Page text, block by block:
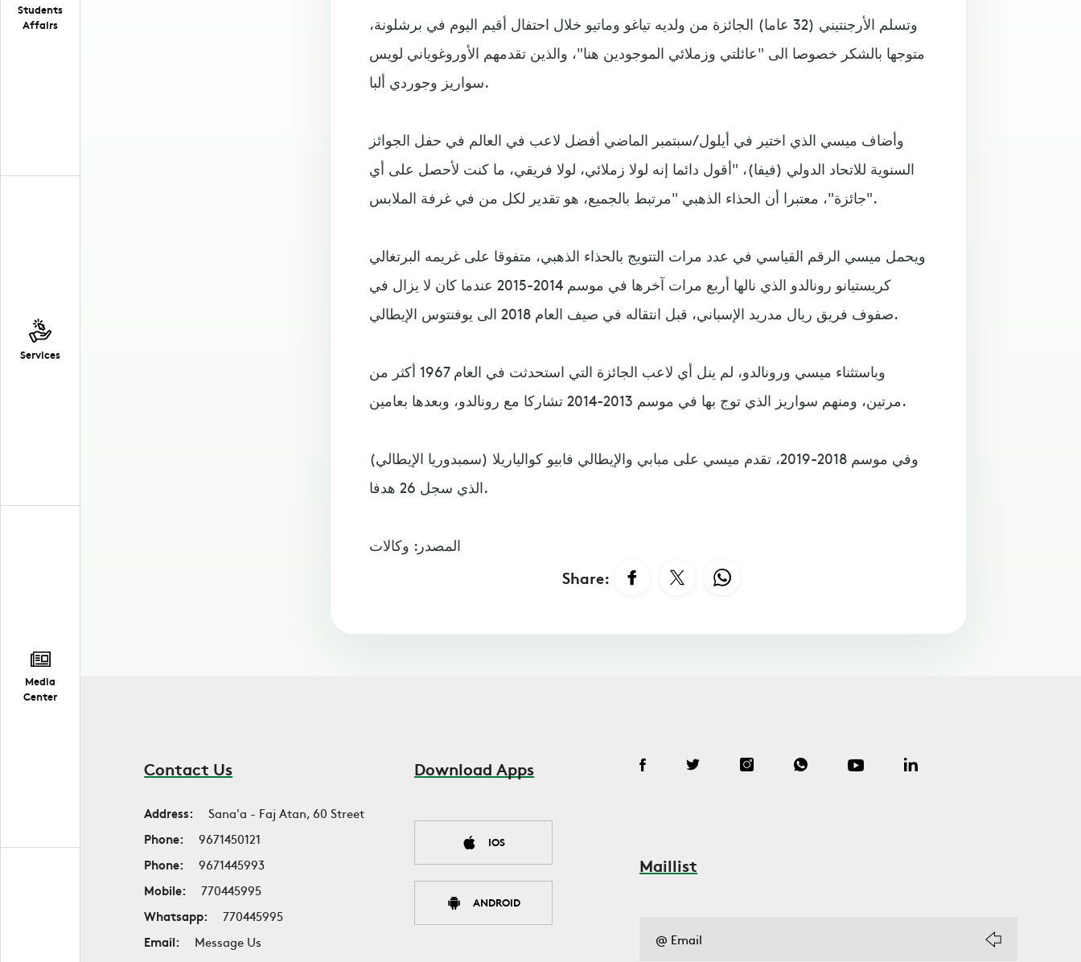
Students
Affairs
Services
Media
Center
وتسلم الأرجنتيني (32 عاما) الجائزة من ولديه تياغو وماتيو خلال احتفال أقيم اليوم في برشلونة،
متوجها بالشكر خصوصا الى "عائلتي وزملائي الموجودين هنا"، والذين تقدمهم الأوروغوياني لويس
سواريز وجوردي ألبا.
وأضاف ميسي الذي اختير في أيلول/سبتمبر الماضي أفضل لاعب في العالم في حفل الجوائز
السنوية للاتحاد الدولي (فيفا)، "أقول دائما إنه لولا زملائي، لولا فريقي، ما كنت لأحصل على أي
جائزة"، معتبرا أن الحذاء الذهبي "مرتبط بالجميع، هو تقدير لكل من في غرفة الملابس".
ويحمل ميسي الرقم القياسي في عدد مرات التتويج بالحذاء الذهبي، متفوقا على غريمه البرتغالي
كريستيانو رونالدو الذي نالها أربع مرات آخرها في موسم 2014-2015 عندما كان لا يزال في
صفوف فريق ريال مدريد الإسباني، قبل انتقاله في صيف العام 2018 الى يوفنتوس الإيطالي.
وباستثناء ميسي ورونالدو، لم ينل أي لاعب الجائزة التي استحدثت في العام 1967 أكثر من
مرتين، ومنهم سواريز الذي توج بها في موسم 2013-2014 تشاركا مع رونالدو، وبعدها بعامين.
وفي موسم 2018-2019، تقدم ميسي على مبابي والإيطالي فابيو كوالياريلا (سمبدوريا الإيطالي)
الذي سجل 26 هدفا.
المصدر: وكالات
Share:
Contact Us
Address:
Sana'a - Faj Atan, 60 Street
Phone:
9671450121
Phone:
9671445993
Mobile:
770445995
Whatsapp:
770445995
Email:
Message Us
Download Apps
IOS
ANDROID
Maillist